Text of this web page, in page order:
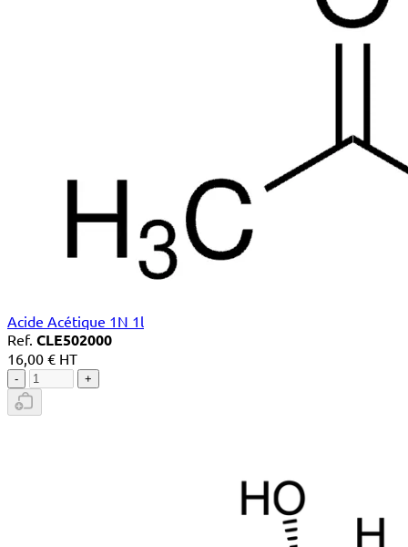
Acide Acétique 1N 1l
Ref. CLE502000
16,00 € HT
- +